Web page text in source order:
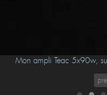
Mon ampli Teac 5x90w,